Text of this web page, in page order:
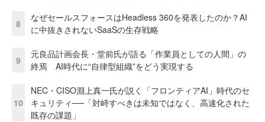
8
なぜセールスフォースはHeadless 360を発表したのか？AI
に中抜きされないSaaSの生存戦略
9
元良品計画会長・堂前氏が語る「作業員としての人間」の
終焉 AI時代に“自律型組織”をどう実現する
10
NEC・CISO淵上真一氏が説く「フロンティアAI」時代のセ
キュリティ──「対峙すべきは未知ではなく、高速化された
既存の課題」